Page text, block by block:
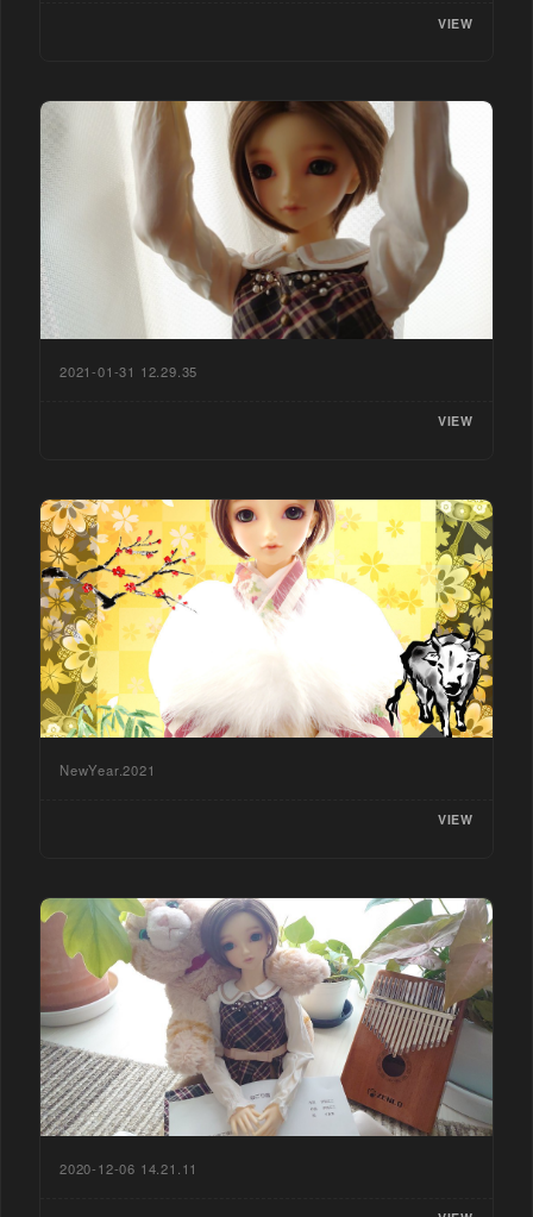
VIEW
2021-01-31 12.29.35
VIEW
NewYear.2021
VIEW
2020-12-06 14.21.11